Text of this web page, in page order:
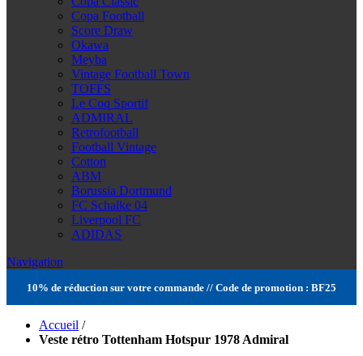
Copa Football
Score Draw
Okawa
Meyba
Vintage Football Town
TOFFS
Le Coq Sportif
ADMIRAL
Retrofootball
Football Vintage
Cotton
ABM
Borussia Dortmund
FC Schalke 04
Liverpool FC
ADIDAS
Navigation
10% de réduction sur votre commande // Code de promotion : BF25
Accueil /
Veste rétro Tottenham Hotspur 1978 Admiral